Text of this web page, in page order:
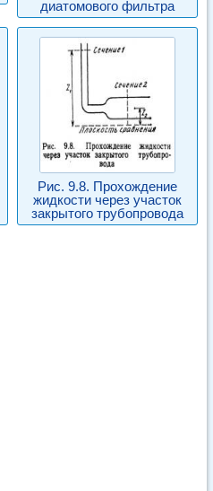
диатомового фильтра
Рис. 9.8. Прохождение
жидкости через участок
закрытого трубопровода